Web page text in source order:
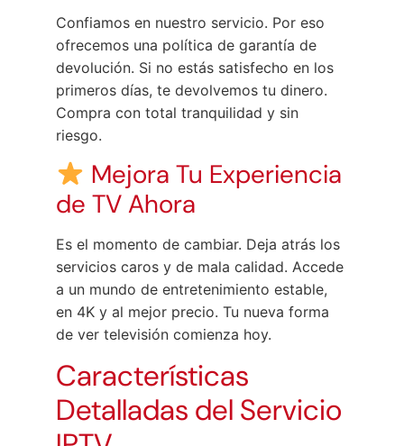
Confiamos en nuestro servicio. Por eso
ofrecemos una política de garantía de
devolución. Si no estás satisfecho en los
primeros días, te devolvemos tu dinero.
Compra con total tranquilidad y sin
riesgo.
Mejora Tu Experiencia
de TV Ahora
Es el momento de cambiar. Deja atrás los
servicios caros y de mala calidad. Accede
a un mundo de entretenimiento estable,
en 4K y al mejor precio. Tu nueva forma
de ver televisión comienza hoy.
Características
Detalladas del Servicio